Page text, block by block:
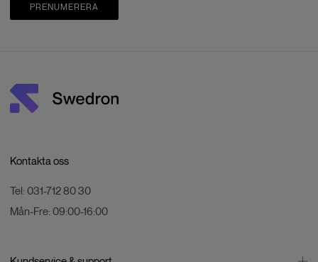
PRENUMERERA
Kontakta oss
Tel: 031-712 80 30
Mån-Fre: 09:00-16:00